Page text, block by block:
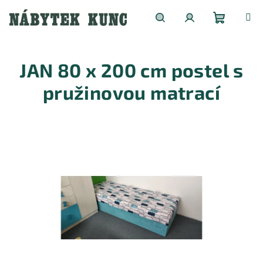
obsah
košík
JAN 80 x 200 cm postel s
pružinovou matrací